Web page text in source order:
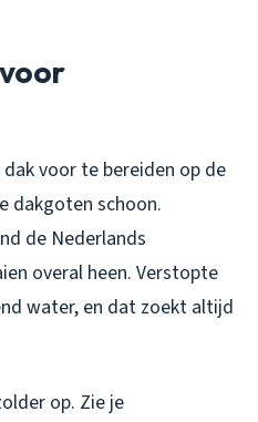
voor te bereiden op de
dakgoten schoon.
de Nederlands
overal heen. Verstopte
water, en dat zoekt altijd
op. Zie je